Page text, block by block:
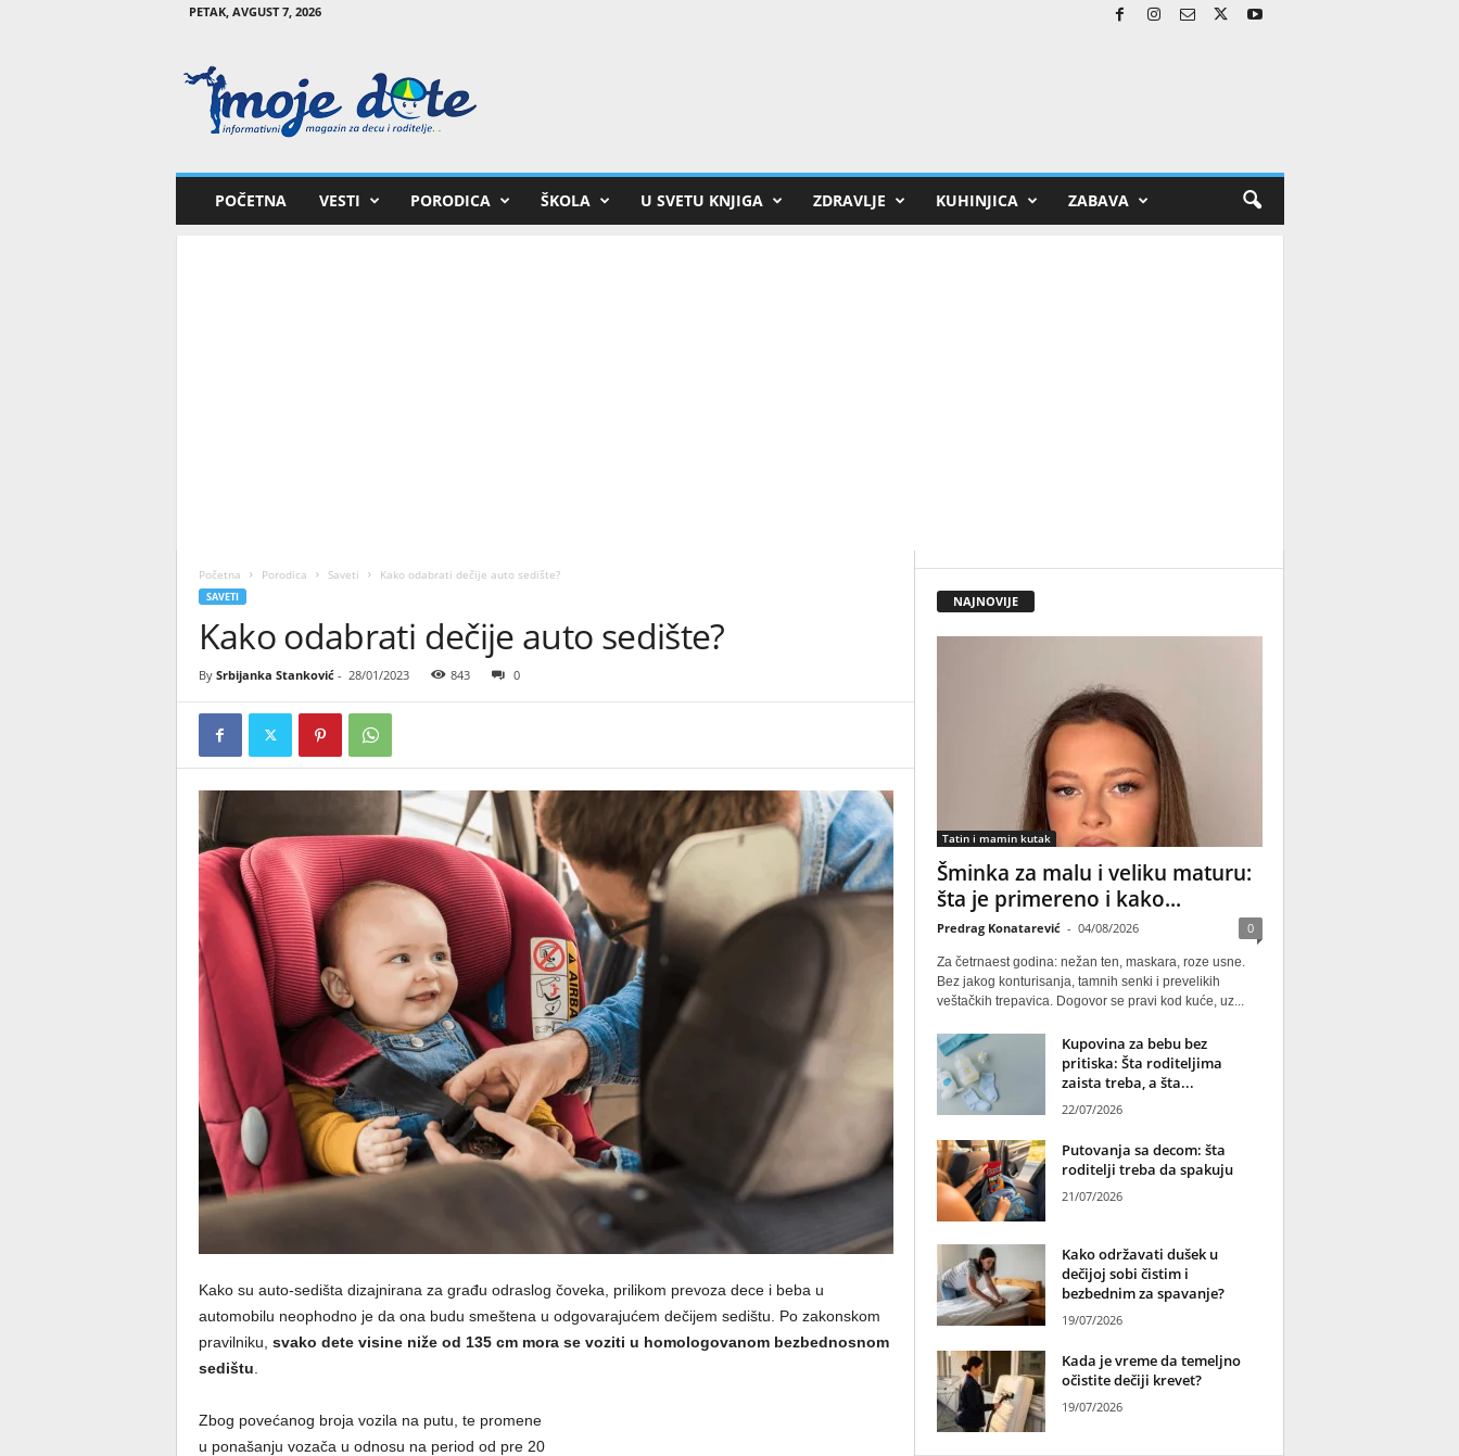
PETAK, AVGUST 7, 2026
o
POČETNA VESTI PORODICA ŠKOLA U SVETU KNJIGA ZDRAVLJE KUHINJICA ZABAVA
Početna Porodica Saveti Kako odabrati dečije auto sedište?
SAVETI
Kako odabrati dečije auto sedište?
By Srbijanka Stanković- 28/01/2023 843 0
Kako su auto-sedišta dizajnirana za građu odraslog čoveka, prilikom prevoza dece i beba u
automobilu neophodno je da ona budu smeštena u odgovarajućem dečijem sedištu. Po zakonskom
pravilniku, svako dete visine niže od 135 cm mora se voziti u homologovanom bezbednosnom
sedištu
Zbog povećanog broja vozila na putu, te promene
u ponašanju vozača u odnosu na period od pre 20
NAJNOVIJE
Tatin i mamin kutak
Šminka za malu i veliku maturu:
šta je primereno i kako...
Predrag Konatarević - 04/08/2026 0
Za četrnaest godina: nežan ten, maskara, roze usne.
Bez jakog konturisanja, tamnih senki i prevelikih
veštačkih trepavica. Dogovor se pravi kod kuće, uz...
Kupovina za bebu bez
pritiska: Šta roditeljima
zaista treba, a šta...
22/07/2026
Putovanja sa decom: šta
roditelji treba da spakuju
21/07/2026
Kako održavati dušek u
dečijoj sobi čistim i
bezbednim za spavanje?
19/07/2026
Kada je vreme da temeljno
očistite dečiji krevet?
19/07/2026